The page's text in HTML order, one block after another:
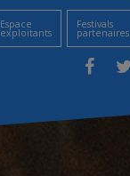
Espace
exploitants
Festivals
partenaires